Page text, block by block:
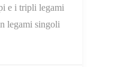
e i tripli legami
legami singoli